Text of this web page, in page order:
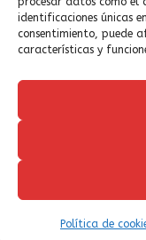
identificaciones únicas
consentimiento, puede
características y
Política de